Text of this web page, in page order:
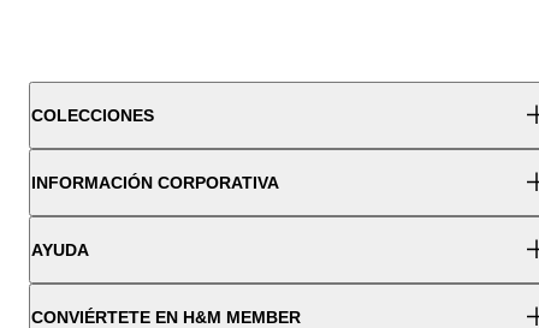
COLECCIONES
INFORMACIÓN CORPORATIVA
AYUDA
CONVIÉRTETE EN H&M MEMBER